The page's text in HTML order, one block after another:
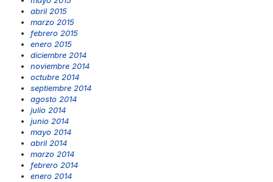
abril 2015
marzo 2015
febrero 2015
enero 2015
diciembre 2014
noviembre 2014
octubre 2014
septiembre 2014
agosto 2014
julio 2014
junio 2014
mayo 2014
abril 2014
marzo 2014
febrero 2014
enero 2014